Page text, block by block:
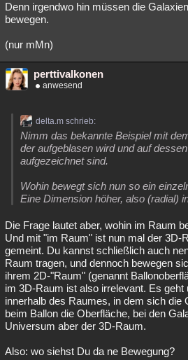
Denn irgendwo hin müssen die
bewegen.
(nur mMn)
perttivalkonen
anwesend
delta.m schrieb:
Nimm das bekannte Beispiel mit
der aufgeblasen wird und auf
aufgezeichnet sind.
Wohin bewegt sich nun so ein
Eine Dimension höher, also (radial)
Die Frage lautet aber, wohin im Raum
Und mit "im Raum" ist nun mal der 3D-
gemeint. Du kannst schließlich auch
Raum tragen, und dennoch bewegen
ihrem 2D-"Raum" (genannt
im 3D-Raum ist also irrelevant. Es geht
innerhalb des Raumes, in dem sich die
beim Ballon die Oberfläche, bei den
Universum aber der 3D-Raum.
Also: wo siehst Du da ne Bewegung?